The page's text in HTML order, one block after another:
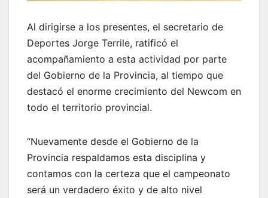
Al dirigirse a los presentes, el secretario de
Deportes Jorge Terrile, ratificó el
acompañamiento a esta actividad por parte
del Gobierno de la Provincia, al tiempo que
destacó el enorme crecimiento del Newcom en
todo el territorio provincial.
“Nuevamente desde el Gobierno de la
Provincia respaldamos esta disciplina y
contamos con la certeza que el campeonato
será un verdadero éxito y de alto nivel